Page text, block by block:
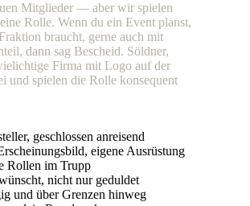
Mitglieder — aber wir spielen
Rolle. Wenn du ein Event planst,
braucht, gerne auch mit
dann sag Bescheid. Söldner,
Firma mit Logo auf der
und spielen die Rolle konsequent
geschlossen anreisend
eigene Ausrüstung
Rollen im Trupp
nicht nur geduldet
und über Grenzen hinweg